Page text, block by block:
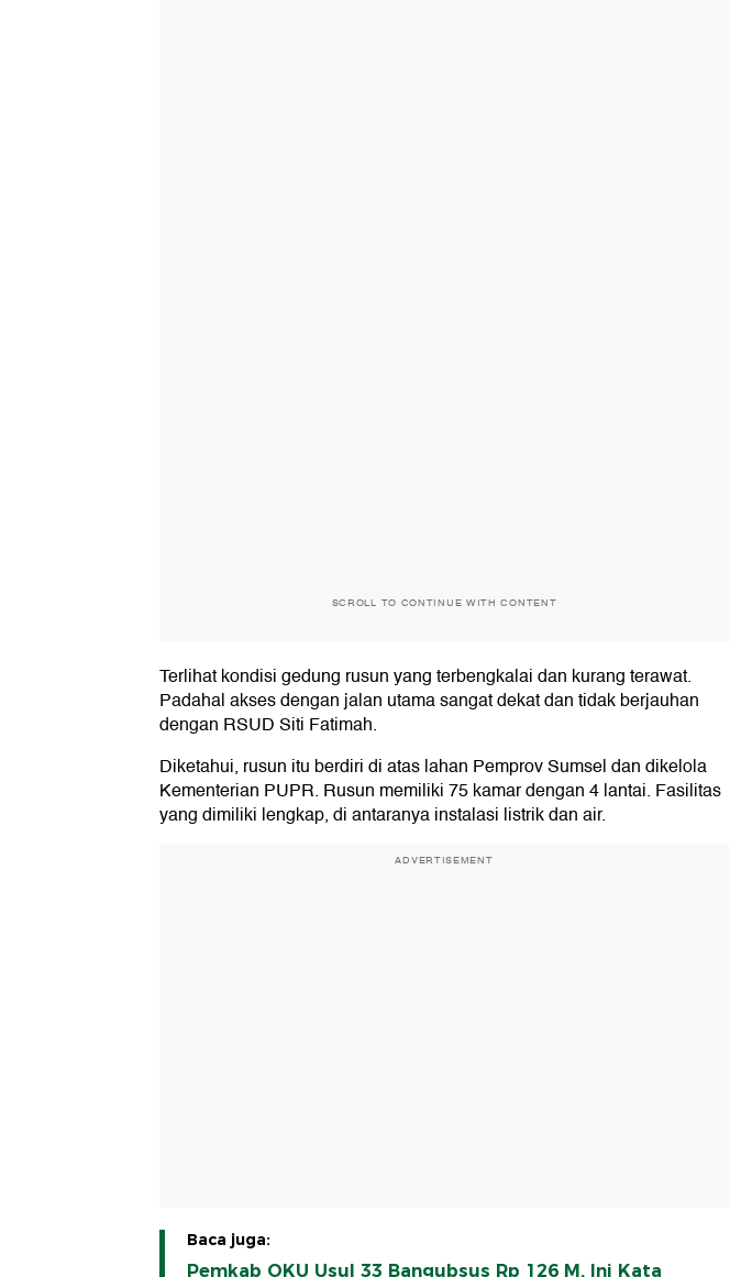
SCROLL TO CONTINUE WITH CONTENT
Terlihat kondisi gedung rusun yang terbengkalai dan kurang terawat.
Padahal akses dengan jalan utama sangat dekat dan tidak berjauhan
dengan RSUD Siti Fatimah.
Diketahui, rusun itu berdiri di atas lahan Pemprov Sumsel dan dikelola
Kementerian PUPR. Rusun memiliki 75 kamar dengan 4 lantai. Fasilitas
yang dimiliki lengkap, di antaranya instalasi listrik dan air.
ADVERTISEMENT
Baca juga:
Pemkab OKU Usul 33 Bangubsus Rp 126 M, Ini Kata